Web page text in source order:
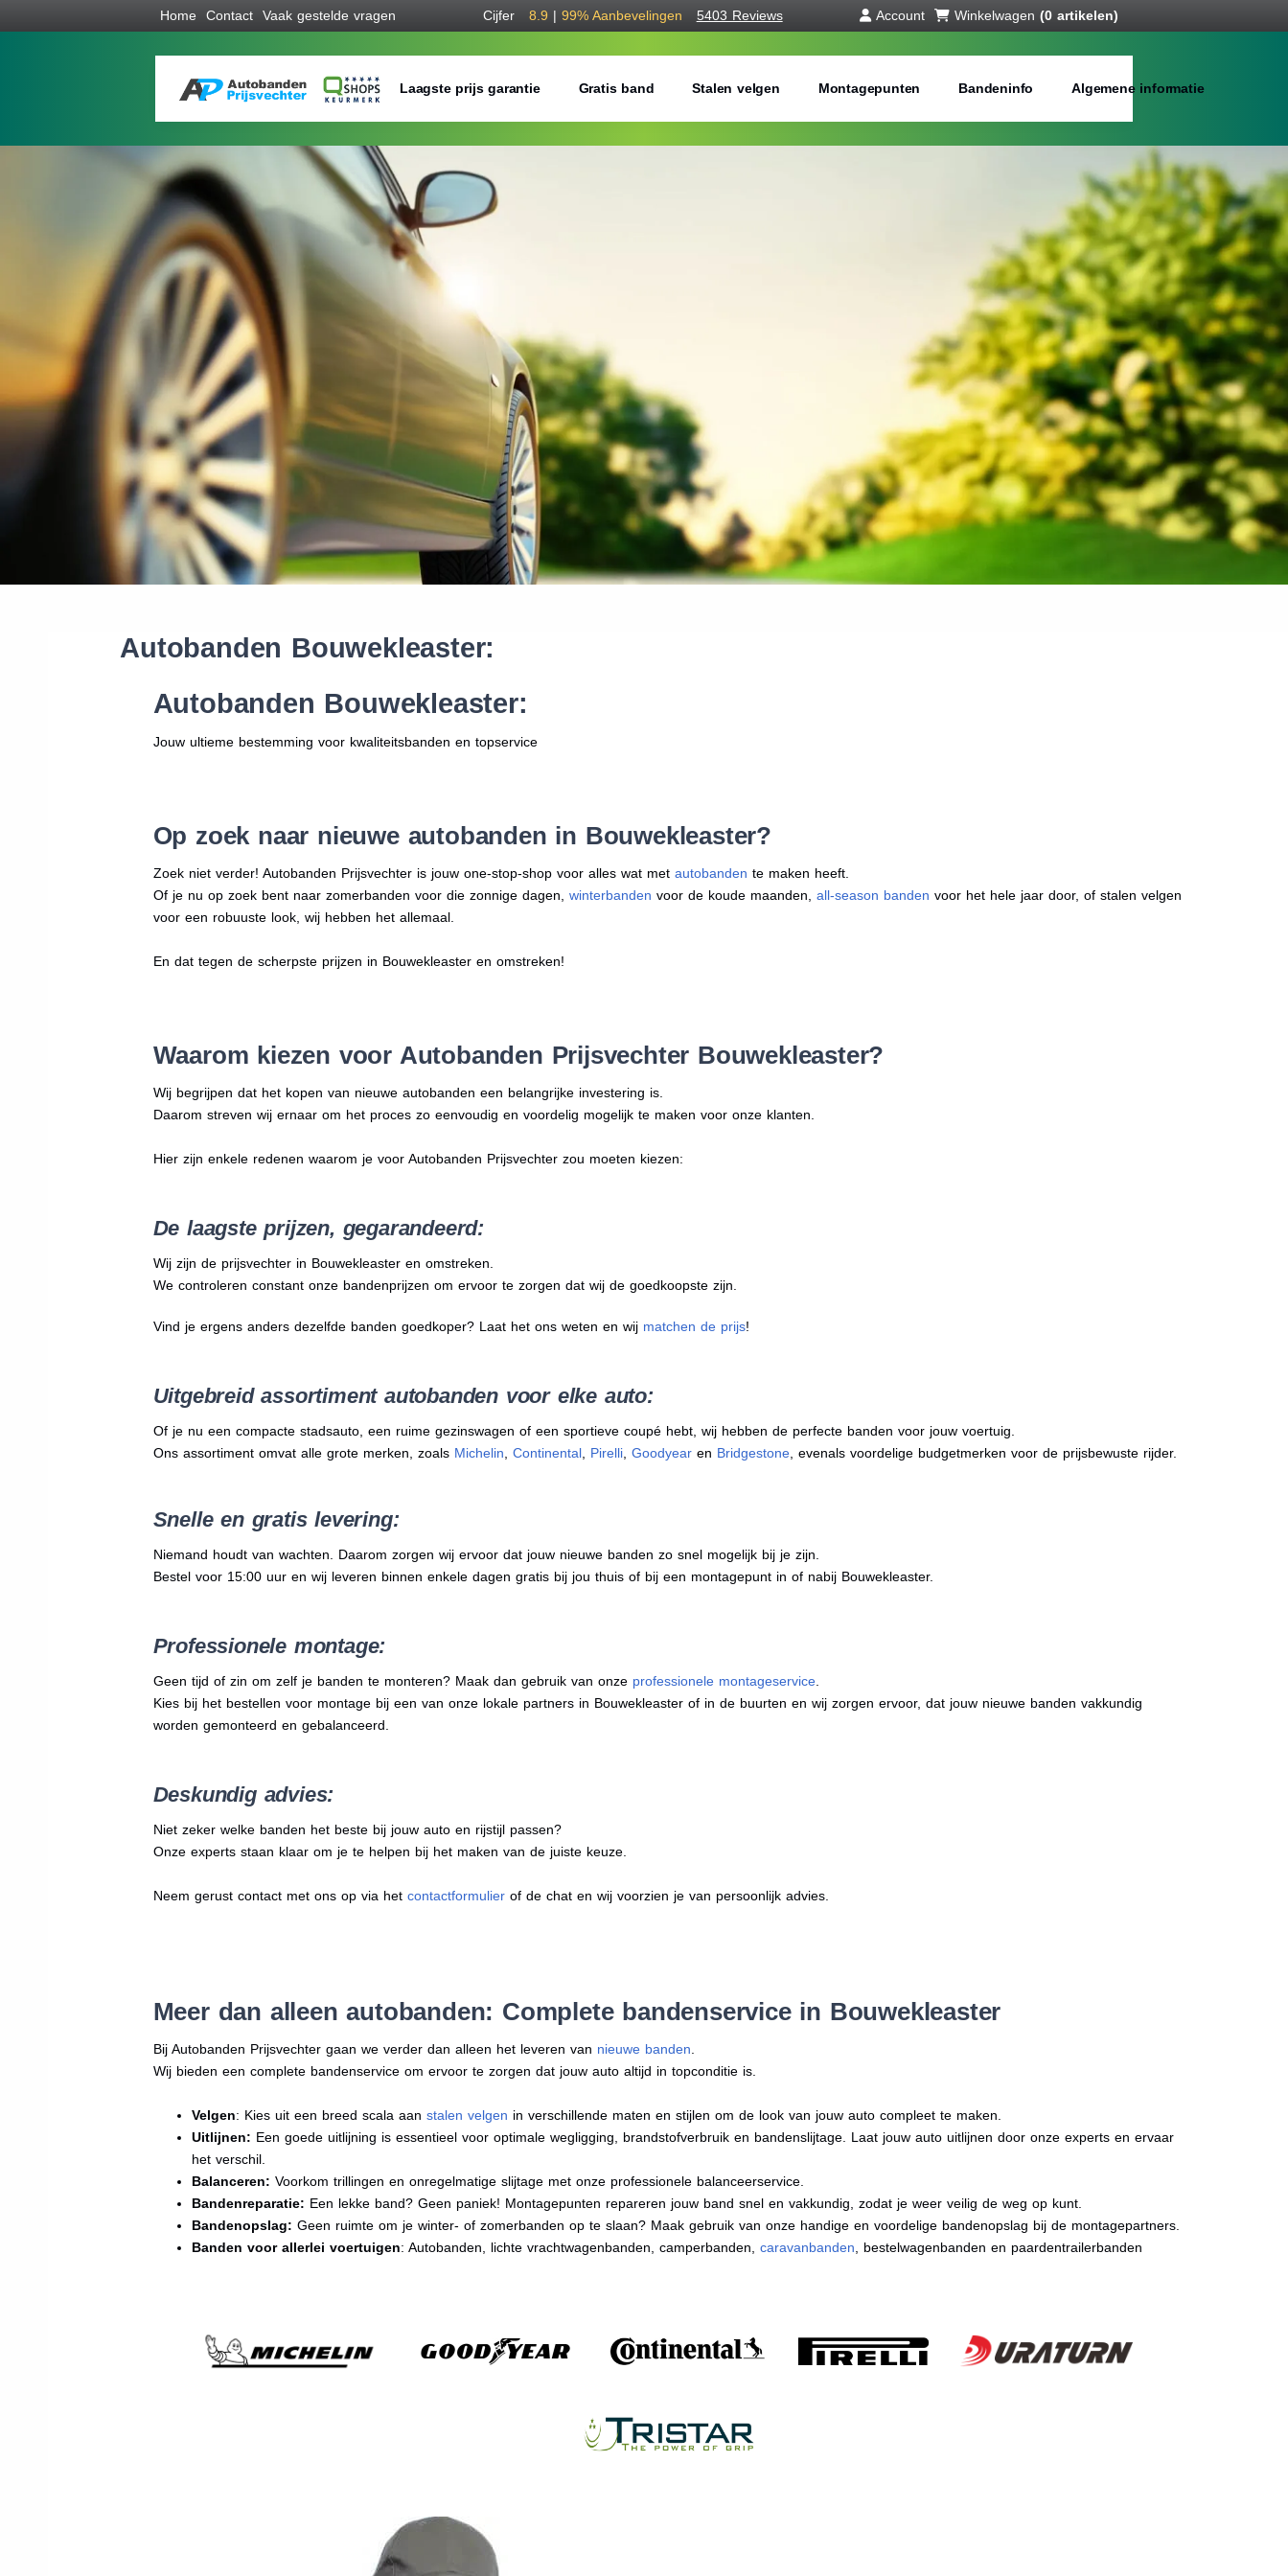
Home Contact Vaak gestelde vragen Cijfer 8.9 | 99% Aanbevelingen 5403 Reviews Account Winkelwagen (0 artikelen)
Laagste prijs garantie Gratis band Stalen velgen Montagepunten Bandeninfo Algemene informatie
Inch:
Waar vind ik de maat van mijn banden
Help mij met bestellen
Autobanden Bouwekleaster:
Autobanden Bouwekleaster:
Jouw ultieme bestemming voor kwaliteitsbanden en topservice
Op zoek naar nieuwe autobanden in Bouwekleaster?
Zoek niet verder! Autobanden Prijsvechter is jouw one-stop-shop voor alles wat met autobanden te maken heeft.
Of je nu op zoek bent naar zomerbanden voor die zonnige dagen, winterbanden voor de koude maanden, all-season banden voor het hele jaar door, of stalen velgen
voor een robuuste look, wij hebben het allemaal.
En dat tegen de scherpste prijzen in Bouwekleaster en omstreken!
Waarom kiezen voor Autobanden Prijsvechter Bouwekleaster?
Wij begrijpen dat het kopen van nieuwe autobanden een belangrijke investering is.
Daarom streven wij ernaar om het proces zo eenvoudig en voordelig mogelijk te maken voor onze klanten.
Hier zijn enkele redenen waarom je voor Autobanden Prijsvechter zou moeten kiezen:
De laagste prijzen, gegarandeerd:
Wij zijn de prijsvechter in Bouwekleaster en omstreken.
We controleren constant onze bandenprijzen om ervoor te zorgen dat wij de goedkoopste zijn.
Vind je ergens anders dezelfde banden goedkoper? Laat het ons weten en wij matchen de prijs!
Uitgebreid assortiment autobanden voor elke auto:
Of je nu een compacte stadsauto, een ruime gezinswagen of een sportieve coupé hebt, wij hebben de perfecte banden voor jouw voertuig.
Ons assortiment omvat alle grote merken, zoals Michelin, Continental, Pirelli, Goodyearen Bridgestone, evenals voordelige budgetmerken voor de prijsbewuste rijder.
Snelle en gratis levering:
Niemand houdt van wachten. Daarom zorgen wij ervoor dat jouw nieuwe banden zo snel mogelijk bij je zijn.
Bestel voor 15:00 uur en wij leveren binnen enkele dagen gratis bij jou thuis of bij een montagepunt in of nabij Bouwekleaster.
Professionele montage:
Geen tijd of zin om zelf je banden te monteren? Maak dan gebruik van onze professionele montageservice.
Kies bij het bestellen voor montage bij een van onze lokale partners in Bouwekleaster of in de buurten en wij zorgen ervoor, dat jouw nieuwe banden vakkundig
worden gemonteerd en gebalanceerd.
Deskundig advies:
Niet zeker welke banden het beste bij jouw auto en rijstijl passen?
Onze experts staan klaar om je te helpen bij het maken van de juiste keuze.
Neem gerust contact met ons op via het contactformulierof de chat en wij voorzien je van persoonlijk advies.
Meer dan alleen autobanden: Complete bandenservice in Bouwekleaster
Bij Autobanden Prijsvechter gaan we verder dan alleen het leveren van nieuwe banden.
Wij bieden een complete bandenservice om ervoor te zorgen dat jouw auto altijd in topconditie is.
Velgen: Kies uit een breed scala aan stalen velgen in verschillende maten en stijlen om de look van jouw auto compleet te maken.
Uitlijnen: Een goede uitlijning is essentieel voor optimale wegligging, brandstofverbruik en bandenslijtage. Laat jouw auto uitlijnen door onze experts en ervaar
het verschil.
Balanceren: Voorkom trillingen en onregelmatige slijtage met onze professionele balanceerservice.
Bandenreparatie: Een lekke band? Geen paniek! Montagepunten repareren jouw band snel en vakkundig, zodat je weer veilig de weg op kunt.
Bandenopslag: Geen ruimte om je winter- of zomerbanden op te slaan? Maak gebruik van onze handige en voordelige bandenopslag bij de montagepartners.
Banden voor allerlei voertuigen: Autobanden, lichte vrachtwagenbanden, camperbanden, caravanbanden, bestelwagenbanden en paardentrailerbanden